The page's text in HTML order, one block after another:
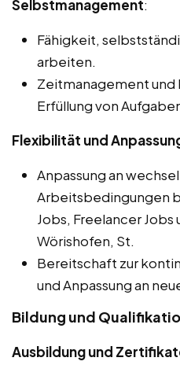
Selbstmanagement:
Fähigkeit,
arbeiten.
Zeitmanagement und
Erfüllung von
Flexibilität und
Anpassung an
Arbeitsbedingungen
Jobs, Freelancer Jobs
Wörishofen, St.
Bereitschaft zur
und Anpassung an
Bildung und
Ausbildung und